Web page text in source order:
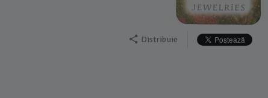
Distribuie